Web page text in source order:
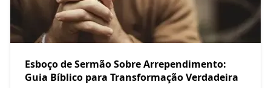
Esboço de Sermão Sobre Arrependimento:
Guia Bíblico para Transformação Verdadeira